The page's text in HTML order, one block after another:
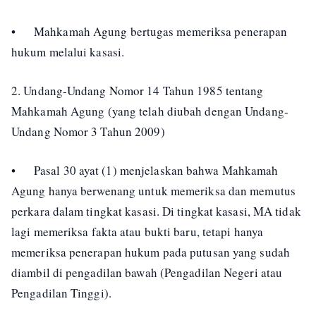
•
Mahkamah Agung bertugas memeriksa penerapan
hukum melalui kasasi.
2. Undang-Undang Nomor 14 Tahun 1985 tentang
Mahkamah Agung (yang telah diubah dengan Undang-
Undang Nomor 3 Tahun 2009)
•
Pasal 30 ayat (1) menjelaskan bahwa Mahkamah
Agung hanya berwenang untuk memeriksa dan memutus
perkara dalam tingkat kasasi. Di tingkat kasasi, MA tidak
lagi memeriksa fakta atau bukti baru, tetapi hanya
memeriksa penerapan hukum pada putusan yang sudah
diambil di pengadilan bawah (Pengadilan Negeri atau
Pengadilan Tinggi).